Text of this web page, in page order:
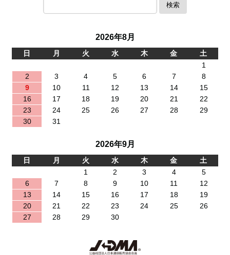
検索
2026年8月
日 月 火 水 木 金
土
1
2
3 4 5 6 7
8
9
10 11 12 13 14
15
16
17 18 19 20 21
22
23
24 25 26 27 28
29
30
31
2026年9月
日 月 火 水 木 金
土
1
2 3 4
5
6
7 8 9 10 11
12
13
14 15 16 17 18
19
20
21 22 23 24 25
26
27
28 29 30